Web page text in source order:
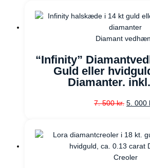
Diamant
“Infinity”
Guld eller
Diamanter.
7. 500kr. 5. 000
Creoler